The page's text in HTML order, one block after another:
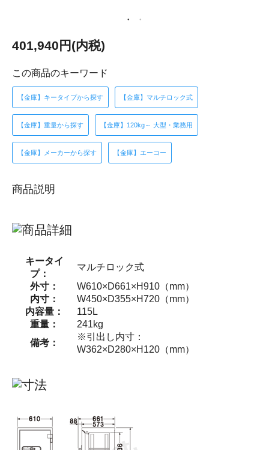
401,940円(内税)
この商品のキーワード
【金庫】キータイプから探す 【金庫】マルチロック式
【金庫】重量から探す 【金庫】120kg～ 大型・業務用
【金庫】メーカーから探す 【金庫】エーコー
商品説明
キータイ
プ：
マルチロック式
外寸：
W610×D661×H910（mm）
内寸：
W450×D355×H720（mm）
内容量：
115L
重量：
241kg
備考：
※引出し内寸：
W362×D280×H120（mm）